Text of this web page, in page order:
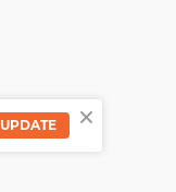
×
UPDATE